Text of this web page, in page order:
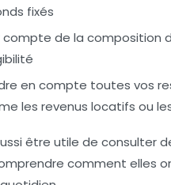
fixés
compte de la composition
en compte toutes vos
les revenus locatifs ou
être utile de consulter
comment elles